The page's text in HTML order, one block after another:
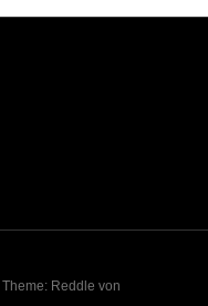
Theme: Reddle von